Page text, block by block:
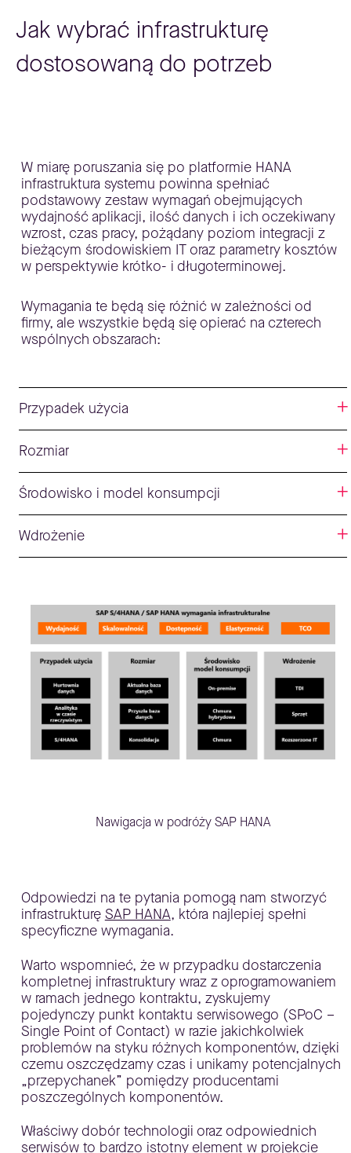
Jak wybrać infrastrukturę
dostosowaną do potrzeb
W miarę poruszania się po platformie HANA
infrastruktura systemu powinna spełniać
podstawowy zestaw wymagań obejmujących
wydajność aplikacji, ilość danych i ich oczekiwany
wzrost, czas pracy, pożądany poziom integracji z
bieżącym środowiskiem IT oraz parametry kosztów
w perspektywie krótko- i długoterminowej.
Wymagania te będą się różnić w zależności od
firmy, ale wszystkie będą się opierać na czterech
wspólnych obszarach:
Przypadek użycia
Rozmiar
Środowisko i model konsumpcji
Wdrożenie
Nawigacja w podróży SAP HANA
Odpowiedzi na te pytania pomogą nam stworzyć
infrastrukturę SAP HANA, która najlepiej spełni
specyficzne wymagania.
Warto wspomnieć, że w przypadku dostarczenia
kompletnej infrastruktury wraz z oprogramowaniem
w ramach jednego kontraktu, zyskujemy
pojedynczy punkt kontaktu serwisowego (SPoC –
Single Point of Contact) w razie jakichkolwiek
problemów na styku różnych komponentów, dzięki
czemu oszczędzamy czas i unikamy potencjalnych
„przepychanek” pomiędzy producentami
poszczególnych komponentów.
Właściwy dobór technologii oraz odpowiednich
serwisów to bardzo istotny element w projekcie